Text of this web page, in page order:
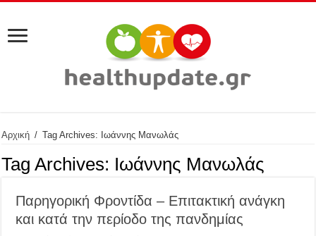
Αρχική / Tag Archives: Ιωάννης Μανωλάς
Tag Archives: Ιωάννης Μανωλάς
Παρηγορική Φροντίδα – Επιτακτική ανάγκη
και κατά την περίοδο της πανδημίας